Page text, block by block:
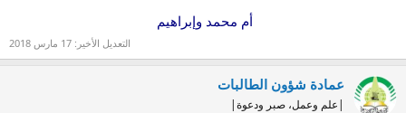
أم محمد وإبراهيم
التعديل الأخير: 17 مارس 2018
عمادة شؤون الطالبات
|علم وعمل، صبر ودعوة|